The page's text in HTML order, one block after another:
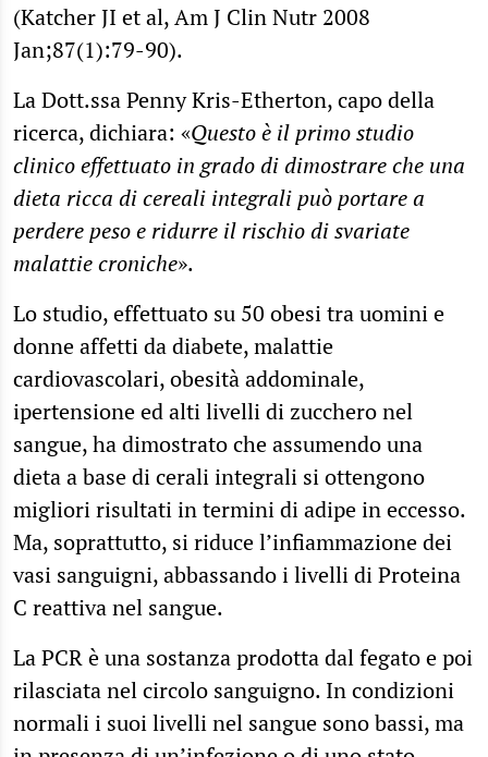
(Katcher JI et al, Am J Clin Nutr 2008
Jan;87(1):79-90).
La Dott.ssa Penny Kris-Etherton, capo della
ricerca, dichiara: «Questo è il primo studio
clinico effettuato in grado di dimostrare che una
dieta ricca di cereali integrali può portare a
perdere peso e ridurre il rischio di svariate
malattie croniche».
Lo studio, effettuato su 50 obesi tra uomini e
donne affetti da diabete, malattie
cardiovascolari, obesità addominale,
ipertensione ed alti livelli di zucchero nel
sangue, ha dimostrato che assumendo una
dieta a base di cerali integrali si ottengono
migliori risultati in termini di adipe in eccesso.
Ma, soprattutto, si riduce l’infiammazione dei
vasi sanguigni, abbassando i livelli di Proteina
C reattiva nel sangue.
La PCR è una sostanza prodotta dal fegato e poi
rilasciata nel circolo sanguigno. In condizioni
normali i suoi livelli nel sangue sono bassi, ma